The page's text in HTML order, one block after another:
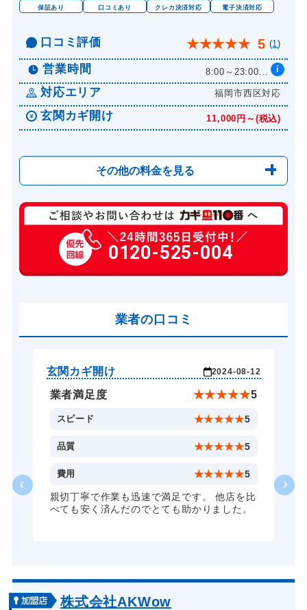
保証あり
口コミあり クレカ決済対応 電子決済対応
口コミ評価 ★★★★★ 5 (1)
営業時間 8:00～23:00... i
対応エリア 福岡市西区対応
玄関カギ開け 11,000円～(税込)
その他の料金を見る
玄関カギ修理 6,600円～(税込)
玄関カギ作成 14,300円～(税込)
玄関カギ交換 14,300円～(税込)
バイクカギ開け
スーツケースカギ開け 8,800円～(税込)
金庫カギ開け 14,300円～(税込)
金庫カギ修理 11,000円～(税込)
金庫カギ交換 11,000円～(税込)
8,800円～(税込)
10,780円～(税込)
ドアノブカギ作成 8,800円～(税込)
0120-525-004
業者の口コミ
玄関カギ開け 2024-08-12
業者満足度 ★★★★★5
スピード ★★★★★5
品質 ★★★★★5
費用 ★★★★★5
親切丁寧で作業も迅速で満足です。 他店を比
べても安く済んだのでとても助かりました。
株式会社AKWow